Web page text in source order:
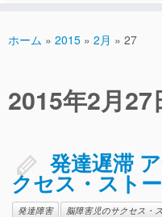
ホーム » 2015 » 2月 » 27
発達遅滞
クセス・スト
発達障害 脳障害児のサクセス・